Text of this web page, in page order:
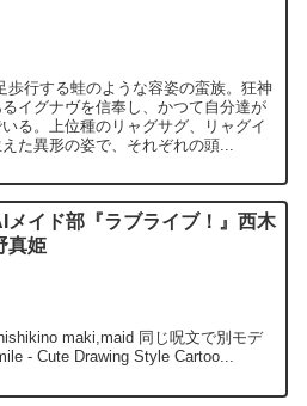
歩行する蛙のような容姿の蛮族。狂神
イグナヴを信奉し、かつて自分達が
る。上位種のリャグサグ、リャグイ
た異形の姿で、それぞれの頭...
メイド部『ラブライブ！』西木
真姫
maki,maid 同じ呪文で別モデ
- Cute Drawing Style Cartoo...